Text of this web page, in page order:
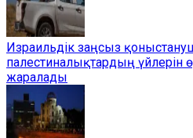
Израильдік заңсыз
палестиналықтардың үйлерін
жаралады